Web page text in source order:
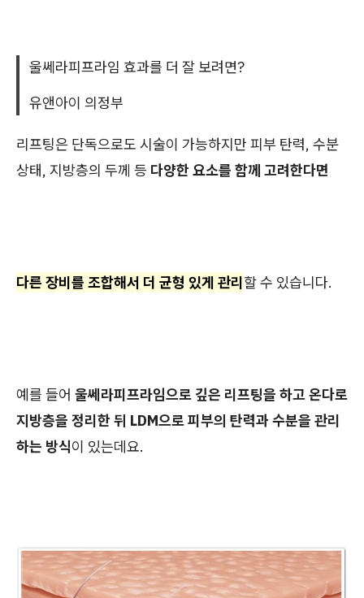
울쎄라피프라임 효과를 더 잘 보려면?
유앤아이 의정부
리프팅은 단독으로도 시술이 가능하지만 피부 탄력, 수분
상태, 지방층의 두께 등 다양한 요소를 함께 고려한다면
다른 장비를 조합해서 더 균형 있게 관리할 수 있습니다.
예를 들어 울쎄라피프라임으로 깊은 리프팅을 하고 온다로
지방층을 정리한 뒤 LDM으로 피부의 탄력과 수분을 관리
하는 방식이 있는데요.